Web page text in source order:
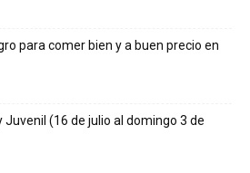
para comer bien y a buen precio en
Juvenil (16 de julio al domingo 3 de